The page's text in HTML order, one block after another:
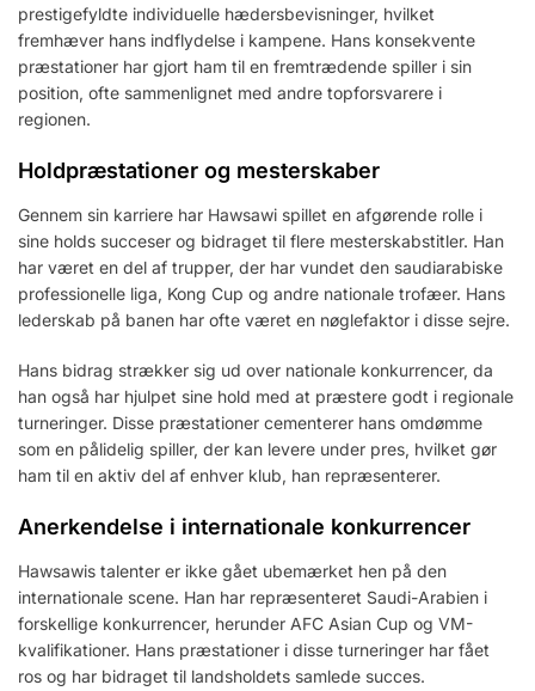
prestigefyldte individuelle hædersbevisninger, hvilket
fremhæver hans indflydelse i kampene. Hans konsekvente
præstationer har gjort ham til en fremtrædende spiller i sin
position, ofte sammenlignet med andre topforsvarere i
regionen.
Holdpræstationer og mesterskaber
Gennem sin karriere har Hawsawi spillet en afgørende rolle i
sine holds succeser og bidraget til flere mesterskabstitler. Han
har været en del af trupper, der har vundet den saudiarabiske
professionelle liga, Kong Cup og andre nationale trofæer. Hans
lederskab på banen har ofte været en nøglefaktor i disse sejre.
Hans bidrag strækker sig ud over nationale konkurrencer, da
han også har hjulpet sine hold med at præstere godt i regionale
turneringer. Disse præstationer cementerer hans omdømme
som en pålidelig spiller, der kan levere under pres, hvilket gør
ham til en aktiv del af enhver klub, han repræsenterer.
Anerkendelse i internationale konkurrencer
Hawsawis talenter er ikke gået ubemærket hen på den
internationale scene. Han har repræsenteret Saudi-Arabien i
forskellige konkurrencer, herunder AFC Asian Cup og VM-
kvalifikationer. Hans præstationer i disse turneringer har fået
ros og har bidraget til landsholdets samlede succes.